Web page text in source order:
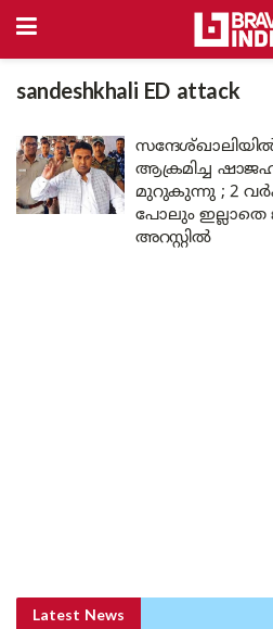
sandeshkhali ED attack
ആക്രമിച്ച
മുറുകുന്നു ; 2
പോലും ഇല്ലാതെ
അറസ്റ്റിൽ
Latest News